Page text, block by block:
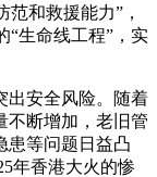
和救援能力”，
“生命线工程”，实
安全风险。随着
不断增加，老旧管
患等问题日益凸
年香港大火的惨